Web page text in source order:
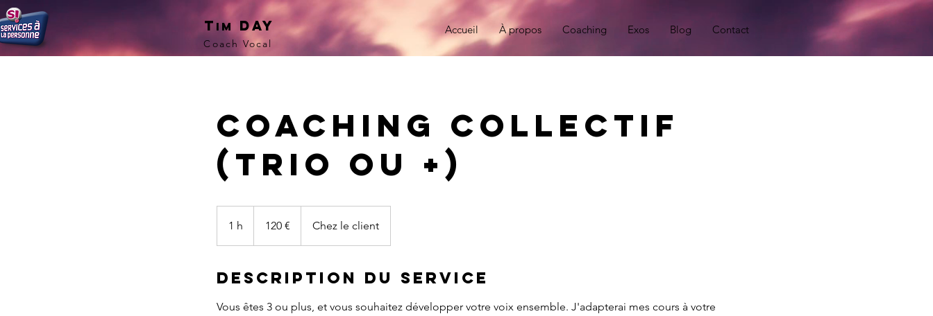
T im Day
Coach Vocal
Accueil À propos Coaching Exos Blog Contact
Coaching collectif
(trio ou +)
1 h 120 € Chez le client
Description du service
Vous êtes 3 ou plus, et vous souhaitez développer votre voix ensemble. J'adapterai mes cours à votre